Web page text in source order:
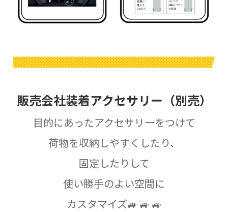
販売会社装着アクセサリー（別売）
目的にあったアクセサリーをつけて
荷物を収納しやすくしたり、
固定したりして
使い勝手のよい空間に
カスタマイズ🚙 🚙 🚙